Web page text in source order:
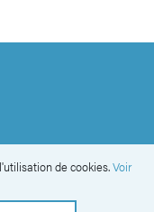
de cookies.Voir